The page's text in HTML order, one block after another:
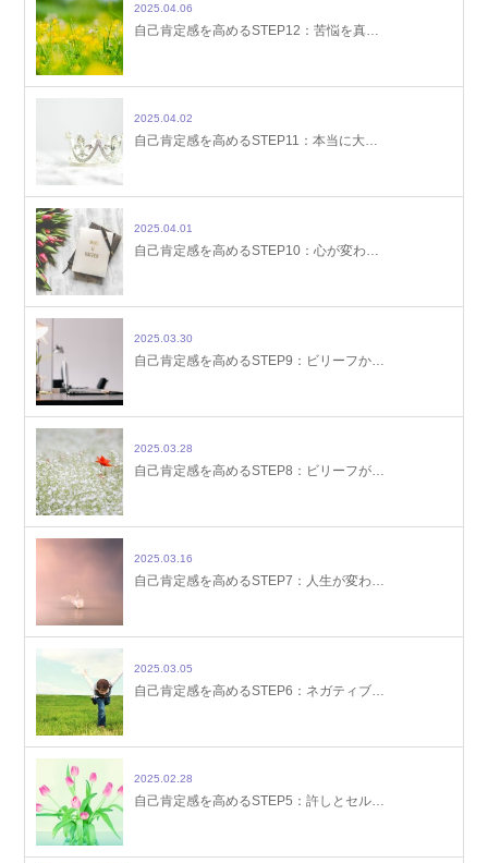
2025.04.06
自己肯定感を高めるSTEP12：苦悩を真…
2025.04.02
自己肯定感を高めるSTEP11：本当に大…
2025.04.01
自己肯定感を高めるSTEP10：心が変わ…
2025.03.30
自己肯定感を高めるSTEP9：ビリーフか…
2025.03.28
自己肯定感を高めるSTEP8：ビリーフが…
2025.03.16
自己肯定感を高めるSTEP7：人生が変わ…
2025.03.05
自己肯定感を高めるSTEP6：ネガティブ…
2025.02.28
自己肯定感を高めるSTEP5：許しとセル…